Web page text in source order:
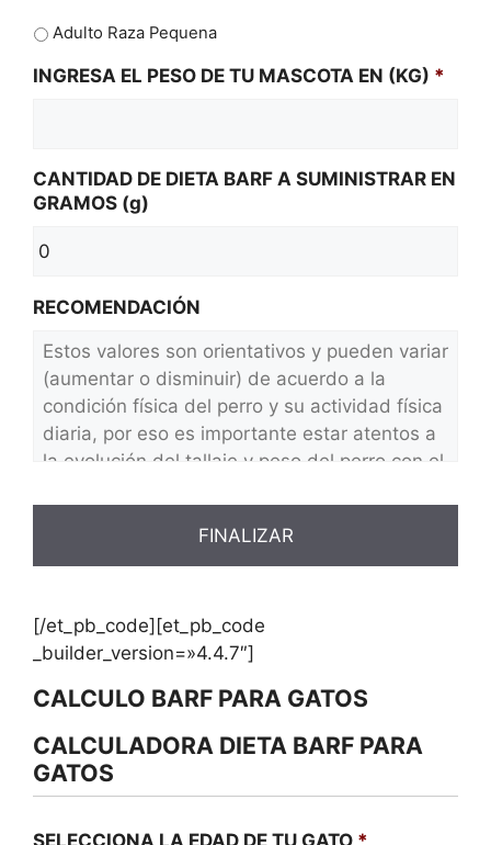
Adulto Raza Pequena
INGRESA EL PESO DE TU MASCOTA EN (KG) *
CANTIDAD DE DIETA BARF A SUMINISTRAR EN
GRAMOS (g)
RECOMENDACIÓN
[/et_pb_code][et_pb_code
_builder_version=»4.4.7″]
CALCULO BARF PARA GATOS
CALCULADORA DIETA BARF PARA
GATOS
SELECCIONA LA EDAD DE TU GATO *